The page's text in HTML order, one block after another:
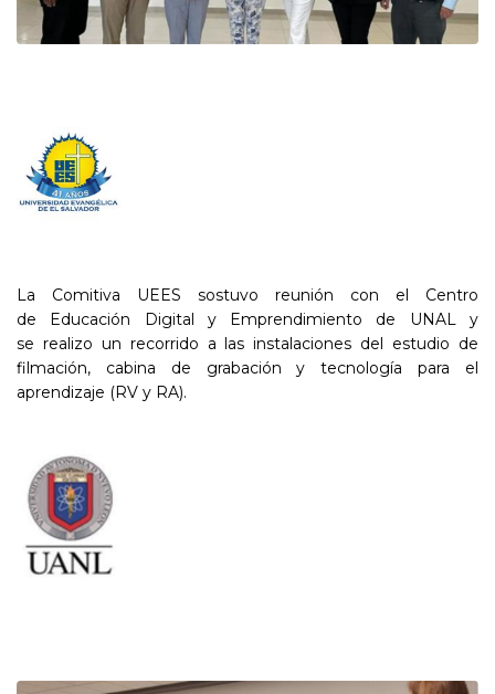
La Comitiva UEES sostuvo reunión con el Centro
de Educación Digital y Emprendimiento de UNAL y
se realizo un recorrido a las instalaciones del estudio de
filmación, cabina de grabación y tecnología para el
aprendizaje (RV y RA).